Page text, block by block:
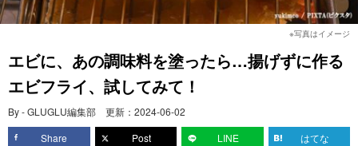
※写真はイメージ
エビに、あの調味料を塗ったら…揚げずに作る
エビフライ、試してみて！
By - GLUGLU編集部 更新： 2024-06-02
Share
Post LINE はてな